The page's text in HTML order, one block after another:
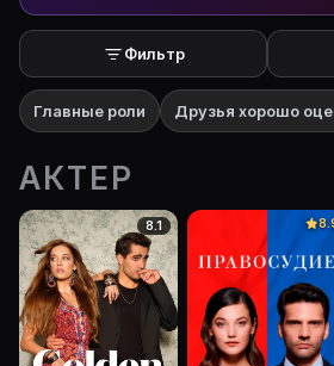
Фильтр
Главные роли Друзья хорошо
АКТЕР
8.1